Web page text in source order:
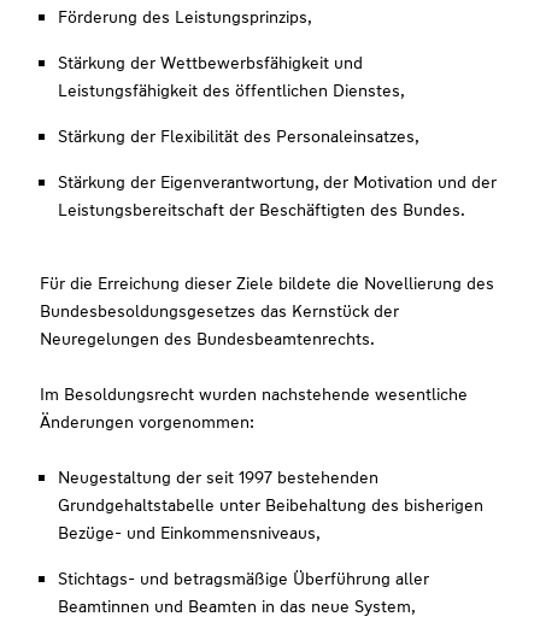
Förderung des Leistungsprinzips,
Stärkung der Wettbewerbsfähigkeit und
Leistungsfähigkeit des öffentlichen Dienstes,
Stärkung der Flexibilität des Personaleinsatzes,
Stärkung der Eigenverantwortung, der Motivation und der
Leistungsbereitschaft der Beschäftigten des Bundes.
Für die Erreichung dieser Ziele bildete die Novellierung des
Bundesbesoldungsgesetzes das Kernstück der
Neuregelungen des Bundesbeamtenrechts.
Im Besoldungsrecht wurden nachstehende wesentliche
Änderungen vorgenommen:
Neugestaltung der seit 1997 bestehenden
Grundgehaltstabelle unter Beibehaltung des bisherigen
Bezüge- und Einkommensniveaus,
Stichtags- und betragsmäßige Überführung aller
Beamtinnen und Beamten in das neue System,